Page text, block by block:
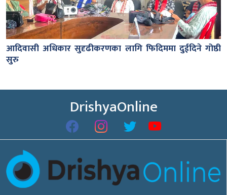
आदिवासी अधिकार सुदृढीकरणका लागि फिदिममा दुईदिने गोष्ठी
सुरु
DrishyaOnline